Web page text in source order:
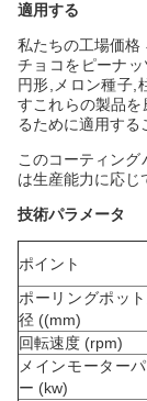
適用する
私たちの工場価格
チョコをピーナ
円形,メロン種子,
すこれらの製品
るために適用する
このコーティン
は生産能力に応じ
技術パラメータ
ポイント
ポーリングポッ
径 ((mm)
回転速度 (rpm)
メインモーター
ー (kw)